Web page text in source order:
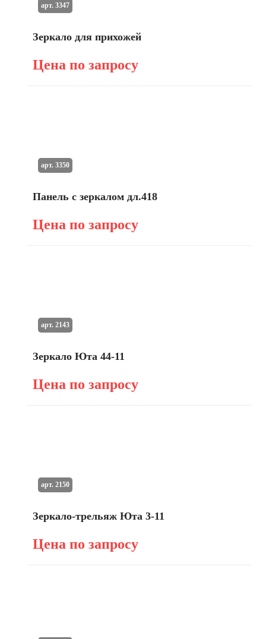
Зеркало для прихожей
Цена по запросу
арт. 3347
Панель с зеркалом дл.418
Цена по запросу
арт. 3350
Зеркало Юта 44-11
Цена по запросу
арт. 2143
Зеркало-трельяж Юта 3-11
Цена по запросу
арт. 2150